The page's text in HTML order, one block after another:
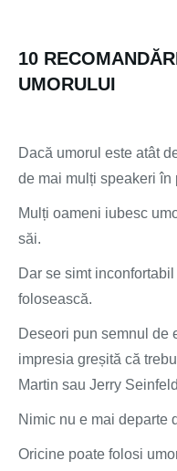
10
UMORULUI
Dacă umorul este atât
de mai mulți speakeri în
Mulți oameni iubesc
săi.
Dar se simt
folosească.
Deseori pun semnul de
impresia greșită că
Martin sau Jerry
Nimic nu e mai departe
Oricine poate folosi